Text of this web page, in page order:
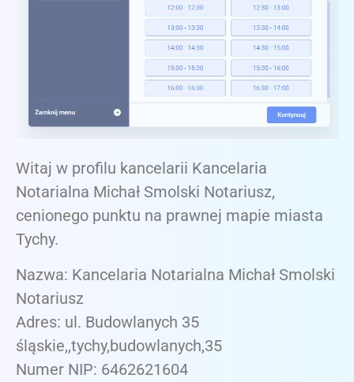
Witaj w profilu kancelarii Kancelaria
Notarialna Michał Smolski Notariusz,
cenionego punktu na prawnej mapie miasta
Tychy.
Nazwa: Kancelaria Notarialna Michał Smolski
Notariusz
Adres: ul. Budowlanych 35
śląskie,,tychy,budowlanych,35
Numer NIP: 6462621604